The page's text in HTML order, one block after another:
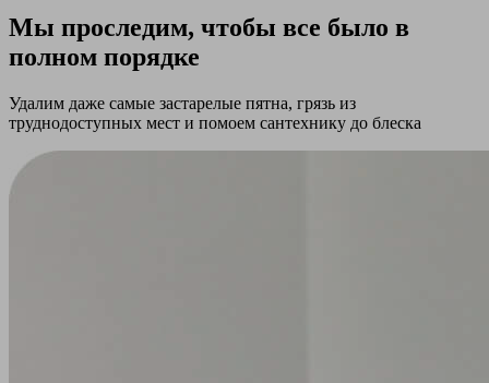
Мы проследим, чтобы все было в
полном порядке
Удалим даже самые застарелые пятна, грязь из
труднодоступных мест и помоем сантехнику до блеска